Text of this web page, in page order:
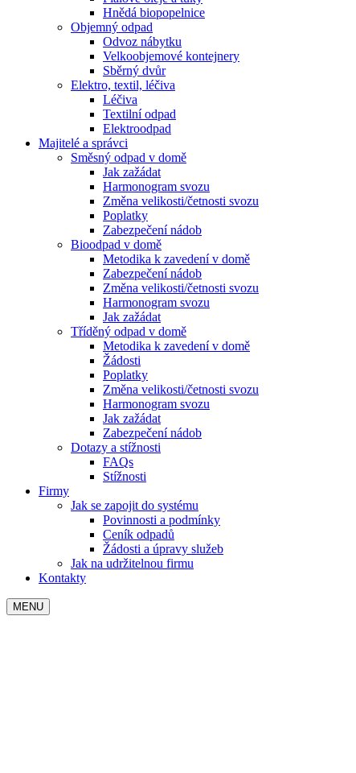
Hnědá biopopelnice
Objemný odpad
Odvoz nábytku
Velkoobjemové kontejnery
Sběrný dvůr
Elektro, textil, léčiva
Léčiva
Textilní odpad
Elektroodpad
Majitelé a správci
Směsný odpad v domě
Jak zažádat
Harmonogram svozu
Změna velikosti/četnosti svozu
Poplatky
Zabezpečení nádob
Bioodpad v domě
Metodika k zavedení v domě
Zabezpečení nádob
Změna velikosti/četnosti svozu
Harmonogram svozu
Jak zažádat
Tříděný odpad v domě
Metodika k zavedení v domě
Žádosti
Poplatky
Změna velikosti/četnosti svozu
Harmonogram svozu
Jak zažádat
Zabezpečení nádob
Dotazy a stížnosti
FAQs
Stížnosti
Firmy
Jak se zapojit do systému
Povinnosti a podmínky
Ceník odpadů
Žádosti a úpravy služeb
Jak na udržitelnou firmu
Kontakty
MENU